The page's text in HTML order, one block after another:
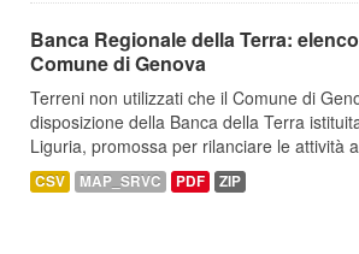
Banca Regionale della Terra:
Comune di Genova
Terreni non utilizzati che il Comune di
disposizione della Banca della Terra
Liguria, promossa per rilanciare le attività
CSV MAP_SRVC PDF ZIP